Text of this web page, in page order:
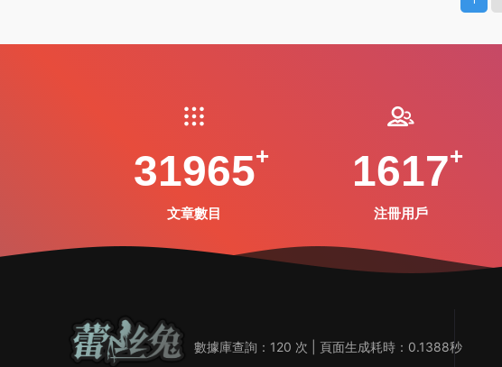
31965
文章數目
1617
注冊用戶
數據庫查詢：120 次 | 頁面生成耗時：0.1388秒